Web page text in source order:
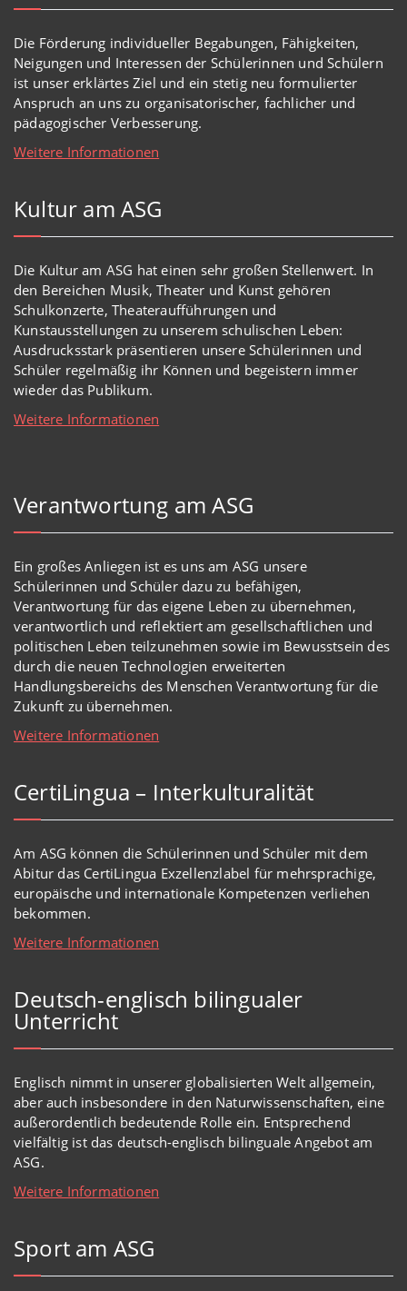
Die Förderung individueller Begabungen, Fähigkeiten,
Neigungen und Interessen der Schülerinnen und Schülern
ist unser erklärtes Ziel und ein stetig neu formulierter
Anspruch an uns zu organisatorischer, fachlicher und
pädagogischer Verbesserung.
Weitere Informationen
Kultur am ASG
Die Kultur am ASG hat einen sehr großen Stellenwert. In
den Bereichen Musik, Theater und Kunst gehören
Schulkonzerte, Theateraufführungen und
Kunstausstellungen zu unserem schulischen Leben:
Ausdrucksstark präsentieren unsere Schülerinnen und
Schüler regelmäßig ihr Können und begeistern immer
wieder das Publikum.
Weitere Informationen
Verantwortung am ASG
Ein großes Anliegen ist es uns am ASG unsere
Schülerinnen und Schüler dazu zu befähigen,
Verantwortung für das eigene Leben zu übernehmen,
verantwortlich und reflektiert am gesellschaftlichen und
politischen Leben teilzunehmen sowie im Bewusstsein des
durch die neuen Technologien erweiterten
Handlungsbereichs des Menschen Verantwortung für die
Zukunft zu übernehmen.
Weitere Informationen
CertiLingua – Interkulturalität
Am ASG können die Schülerinnen und Schüler mit dem
Abitur das CertiLingua Exzellenzlabel für mehrsprachige,
europäische und internationale Kompetenzen verliehen
bekommen.
Weitere Informationen
Deutsch-englisch bilingualer
Unterricht
Englisch nimmt in unserer globalisierten Welt allgemein,
aber auch insbesondere in den Naturwissenschaften, eine
außerordentlich bedeutende Rolle ein. Entsprechend
vielfältig ist das deutsch-englisch bilinguale Angebot am
ASG.
Weitere Informationen
Sport am ASG